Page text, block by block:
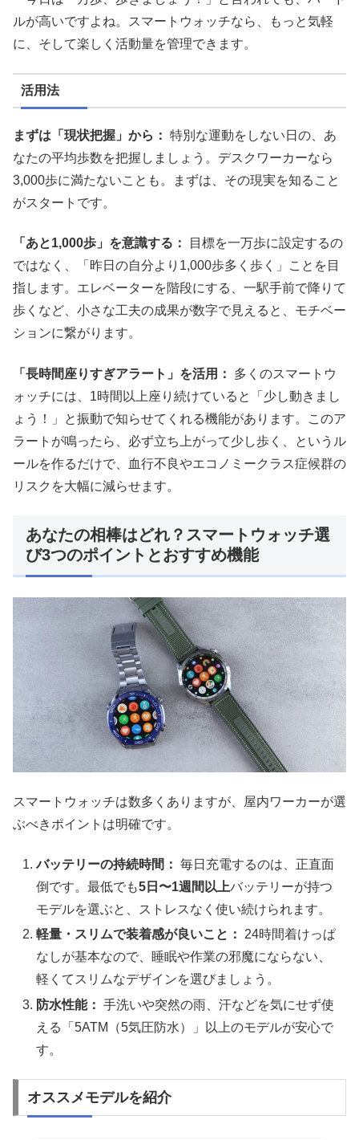
ルが高いですよね。スマートウォッチなら、もっと気軽
に、そして楽しく活動量を管理できます。
活用法
まずは「現状把握」から： 特別な運動をしない日の、あ
なたの平均歩数を把握しましょう。デスクワーカーなら
3,000歩に満たないことも。まずは、その現実を知ること
がスタートです。
「あと1,000歩」を意識する：
目標を一万歩に設定するの
ではなく、「昨日の自分より1,000歩多く歩く」ことを目
指します。エレベーターを階段にする、一駅手前で降りて
歩くなど、小さな工夫の成果が数字で見えると、モチベー
ションに繋がります。
「長時間座りすぎアラート」を活用：
多くのスマートウ
ォッチには、1時間以上座り続けていると「少し動きまし
ょう！」と振動で知らせてくれる機能があります。このア
ラートが鳴ったら、必ず立ち上がって少し歩く、というル
ールを作るだけで、血行不良やエコノミークラス症候群の
リスクを大幅に減らせます。
あなたの相棒はどれ？スマートウォッチ選
び3つのポイントとおすすめ機能
スマートウォッチは数多くありますが、屋内ワーカーが選
ぶべきポイントは明確です。
バッテリーの持続時間： 毎日充電するのは、正直面
倒です。最低でも5日〜1週間以上バッテリーが持つ
モデルを選ぶと、ストレスなく使い続けられます。
軽量・スリムで装着感が良いこと： 24時間着けっぱ
なしが基本なので、睡眠や作業の邪魔にならない、
軽くてスリムなデザインを選びましょう。
防水性能： 手洗いや突然の雨、汗などを気にせず使
える「5ATM（5気圧防水）」以上のモデルが安心で
す。
オススメモデルを紹介